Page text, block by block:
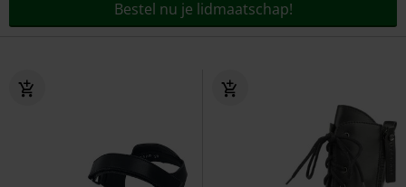
Bestel nu je lidmaatschap!